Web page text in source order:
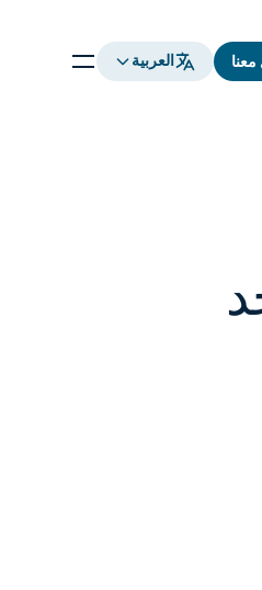
العربية
العربية